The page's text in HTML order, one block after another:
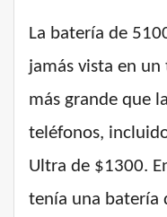
La batería de
jamás vista en
más grande que
teléfonos,
Ultra de $1300.
tenía una batería